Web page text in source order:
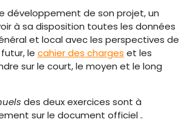
développement de son projet, un
à sa disposition toutes les données
et local avec les perspectives de
le cahier des charges et les
sur le court, le moyen et le long
des deux exercices sont à
sur le document officiel .